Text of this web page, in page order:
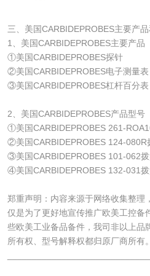
三、美国CARBIDEPROBES主要产
1、美国CARBIDEPROBES主要产品
①美国CARBIDEPROBES探针
②美国CARBIDEPROBES电子测量表
③美国CARBIDEPROBES杠杆百分表
2、美国CARBIDEPROBES产品型号
①美国CARBIDEPROBES 261-
②美国CARBIDEPROBES 124-080R
③美国CARBIDEPROBES 101-062
④美国CARBIDEPROBES 132-031
郑重声明：内容来源于网络收集整理
仅是为了更好地宣传推广欧美工控备
些欧美工业备品备件，我司非以上品
所有权、型号解释权都归原厂商所有